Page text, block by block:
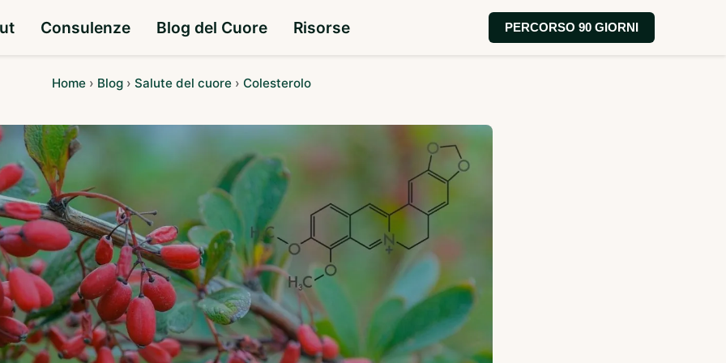
Consulenze Blog del Cuore Risorse PERCORSO 90 GIORNI
Home › Blog › Salute del cuore › Colesterolo